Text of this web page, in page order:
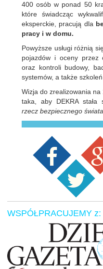
400 osób w ponad 50
które świadcząc
eksperckie, pracują dla
pracy i w domu.
Powyższe usługi różnią
pojazdów i oceny przez
oraz kontroli budowy,
systemów, a także
Wizja do zrealizowania
taka, aby DEKRA stała
rzecz bezpiecznego świata.
WSPÓŁPRACUJEMY z: